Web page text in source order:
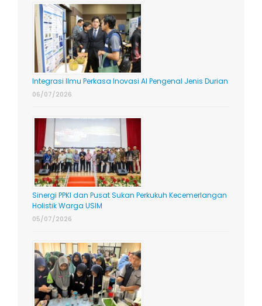
Integrasi Ilmu Perkasa Inovasi AI Pengenal Jenis Durian
06/07/2026
Sinergi PPKI dan Pusat Sukan Perkukuh Kecemerlangan
Holistik Warga USIM
05/07/2026